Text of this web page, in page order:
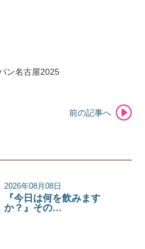
ン名古屋2025
前の記事へ
2026年08月08日
『今日は何を飲みます
か？』その…